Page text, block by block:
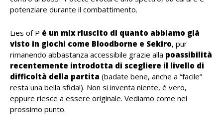
potenziare durante il combattimento.
Lies of P è un mix riuscito di quanto abbiamo già
visto in giochi come Bloodborne e Sekiro, pur
rimanendo abbastanza accessibile grazie alla poassibilità
recentemente introdotta di scegliere il livello di
difficoltà della partita (badate bene, anche a “facile”
resta una bella sfida!). Non si inventa niente, è vero,
eppure riesce a essere originale. Vediamo come nel
prossimo punto.